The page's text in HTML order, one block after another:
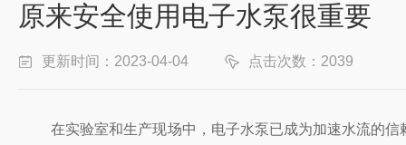
原来安全使用电子水泵很重要
更新时间：2023-04-04 点击次数：2039
在实验室和生产现场中，电子水泵已成为加速水流的信